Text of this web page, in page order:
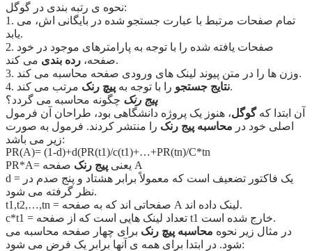
نحوه ی رتبه بندی در گوگل:
1. تمام صفحات مرتبط با عبارت جستجو شده در بایگانی اش، می
یابد.
2. صفحات یافته شده را با توجه به پارامترهای موجود در خود
صفحه، رده بندی
می کند.
3. وزن ها را در متن پیوند لینک های ورودی صفحه محاسبه می کند.
4.
نتایج جستجو را با توجه به پیچ رنک
مرتب می کند.
پیج رنک چگونه محاسبه می گردد؟
آن ابتدا کهگوگل، هنوز یک پروژه دانشگاهی بود، طراحان آن فرمول
اصلی خود در محاسبه پیج رنک را منتشر کردند. فرمول به صورت
زیر می باشد:
PR(A)= (1-d)+d(PR(t1)/c(t1)+…+PR(tn)/C*tn
PR*A= یعنی پیج رنک
صفحه A
d = یک فاکتور تضعیف است که معمولاً برابر هشتاد و پنج صدم در
نظر گرفته می شود.
t1,t2,…,tn = صفحاتی اند که به صفحه A لینک داده اند.
c*t1 = تعداد لینک هایی است که از صفحه t1 خارج شده است.
در مثال زیر نحوه محاسبه پیچ رنک برای چهار صفحه محاسبه می
شود. در ابتدا برای همه ی آنها برابر یک فرض می شود: